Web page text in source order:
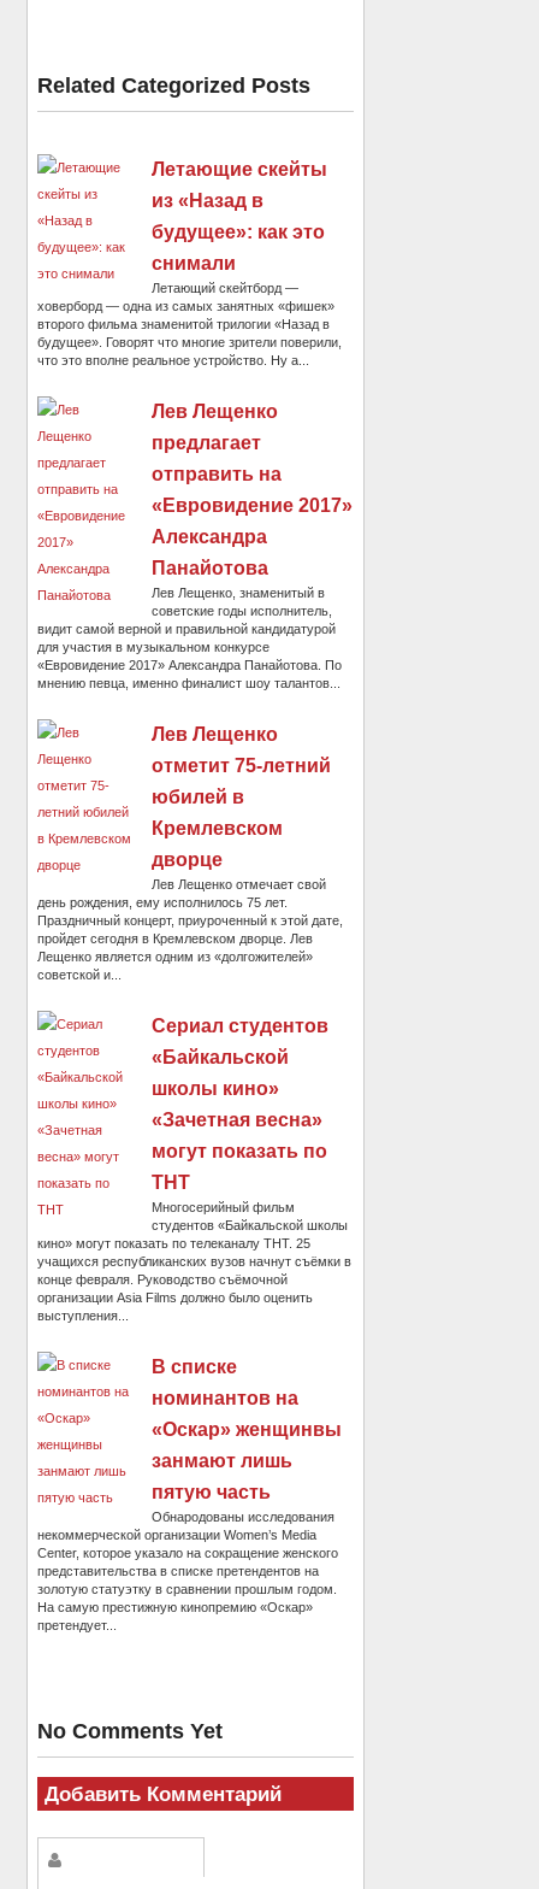
Related Categorized Posts
Летающие скейты
из «Назад в
будущее»: как это
снимали
Летающий скейтборд —
ховерборд — одна из самых занятных «фишек»
второго фильма знаменитой трилогии «Назад в
будущее». Говорят что многие зрители поверили,
что это вполне реальное устройство. Ну а...
Лев Лещенко
предлагает
отправить на
«Евровидение 2017»
Александра
Панайотова
Лев Лещенко, знаменитый в
советские годы исполнитель,
видит самой верной и правильной кандидатурой
для участия в музыкальном конкурсе
«Евровидение 2017» Александра Панайотова. По
мнению певца, именно финалист шоу талантов...
Лев Лещенко
отметит 75-летний
юбилей в
Кремлевском
дворце
Лев Лещенко отмечает свой
день рождения, ему исполнилось 75 лет.
Праздничный концерт, приуроченный к этой дате,
пройдет сегодня в Кремлевском дворце. Лев
Лещенко является одним из «долгожителей»
советской и...
Сериал студентов
«Байкальской
школы кино»
«Зачетная весна»
могут показать по
ТНТ
Многосерийный фильм
студентов «Байкальской школы
кино» могут показать по телеканалу ТНТ. 25
учащихся республиканских вузов начнут съёмки в
конце февраля. Руководство съёмочной
организации Asia Films должно было оценить
выступления...
В списке
номинантов на
«Оскар» женщинвы
занмают лишь
пятую часть
Обнародованы исследования
некоммерческой организации Women’s Media
Center, которое указало на сокращение женского
представительства в списке претендентов на
золотую статуэтку в сравнении прошлым годом.
На самую престижную кинопремию «Оскар»
претендует...
No Comments Yet
Добавить Комментарий